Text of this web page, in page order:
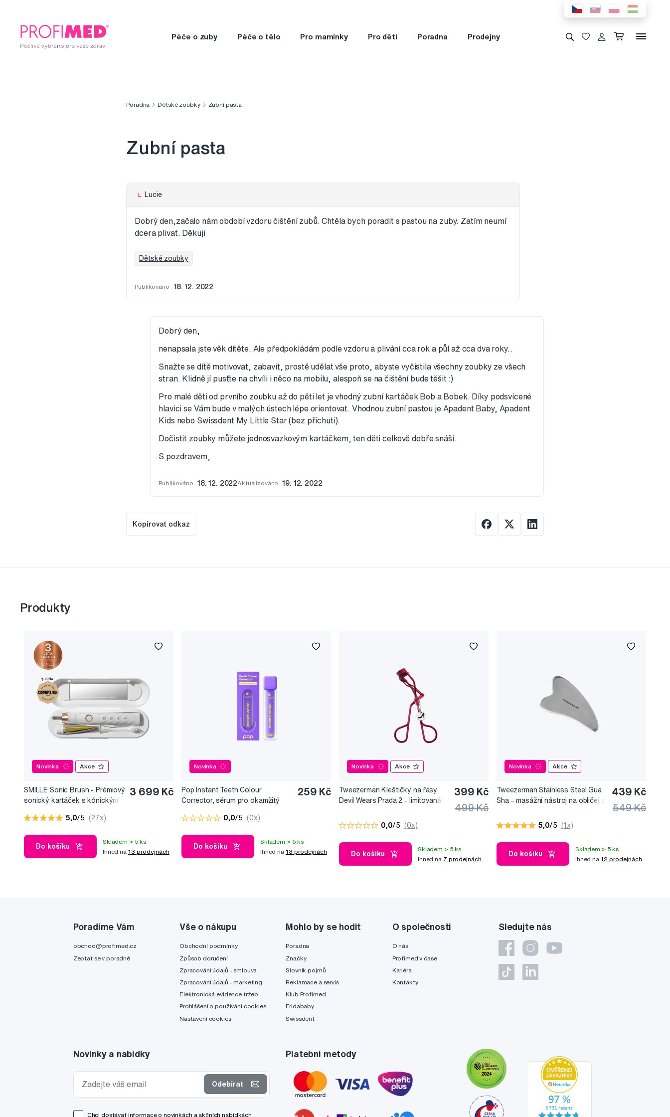
Péče o zuby Péče o tělo Pro maminky Pro děti Poradna Prodejny
Poradna Dětské zoubky Zubní pasta
Zubní pasta
L Lucie
Dobrý den,začalo nám období vzdoru čištění zubů. Chtěla bych poradit s pastou na zuby. Zatím neumí
dcera plivat. Děkuji
Dětské zoubky
Publikováno 18. 12. 2022
Dobrý den,
nenapsala jste věk dítěte. Ale předpokládám podle vzdoru a plivání cca rok a půl až cca dva roky..
Snažte se dítě motivovat, zabavit, prostě udělat vše proto, abyste vyčistila všechny zoubky ze všech
stran. Klidně jí pusťte na chvíli i něco na mobilu, alespoň se na čištění bude těšit :)
Pro malé děti od prvního zoubku až do pěti let je vhodný zubní kartáček Bob a Bobek. Díky podsvícené
hlavici se Vám bude v malých ústech lépe orientovat. Vhodnou zubní pastou je Apadent Baby, Apadent
Kids nebo Swissdent My Little Star (bez příchuti).
Dočistit zoubky můžete jednosvazkovým kartáčkem, ten děti celkově dobře snáší.
S pozdravem,
Publikováno 18. 12. 2022Aktualizováno 19. 12. 2022
Kopírovat odkaz
Produkty
Novinka Akce
SMILLE Sonic Brush - Prémiový
sonický kartáček s kónickými
3 699 Kč
5,0/5 (27x)
Do košíku
Skladem > 5 ks
Ihned na 13 prodejnách
Novinka
Pop Instant Teeth Colour
Corrector, sérum pro okamžitý
259 Kč
0,0/5 (0x)
Do košíku
Skladem > 5 ks
Ihned na 13 prodejnách
Novinka Akce
Tweezerman Kleštičky na řasy
Devil Wears Prada 2 - limitovaná
399 Kč
499 Kč
0,0/5 (0x)
Do košíku
Skladem > 5 ks
Ihned na 7 prodejnách
Novinka Akce
Tweezerman Stainless Steel Gua
Sha –⁠⁠⁠⁠⁠⁠ masážní nástroj na obličej z
439 Kč
549 Kč
5,0/5 (1x)
Do košíku
Skladem > 5 ks
Ihned na 12 prodejnách
Sledujte nás
Poradíme Vám
obchod@profimed.cz
Zeptat se v poradně
Vše o nákupu
Obchodní podmínky
Způsob doručení
Zpracování údajů - smlouva
Zpracování údajů - marketing
Elektronická evidence tržeb
Prohlášení o používání cookies
Nastavení cookies
Mohlo by se hodit
Poradna
Značky
Slovník pojmů
Reklamace a servis
Klub Profimed
Fridababy
Swissdent
O společnosti
O nás
Profimed v čase
Kariéra
Kontakty
Novinky a nabídky
Odebírat
Chci dostávat informace o novinkách a akčních nabídkách
Platební metody